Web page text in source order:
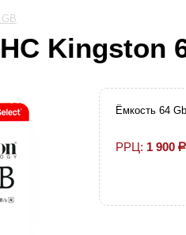
Kingston
Ёмкость 64
РРЦ: 1 900 р